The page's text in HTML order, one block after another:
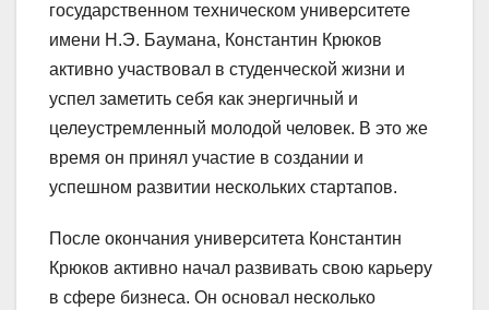
государственном техническом университете
имени Н.Э. Баумана, Константин Крюков
активно участвовал в студенческой жизни и
успел заметить себя как энергичный и
целеустремленный молодой человек. В это же
время он принял участие в создании и
успешном развитии нескольких стартапов.
После окончания университета Константин
Крюков активно начал развивать свою карьеру
в сфере бизнеса. Он основал несколько